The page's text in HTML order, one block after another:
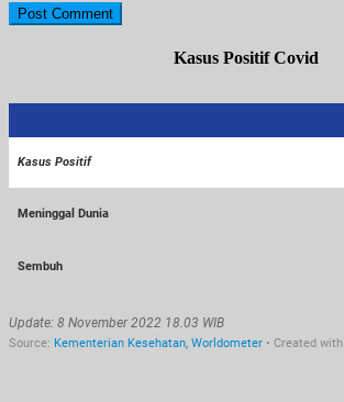
Kasus Positif Covid